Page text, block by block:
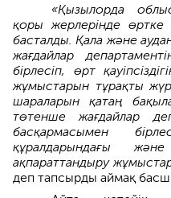
«Қызылорда
қоры жерлерінде өртке
басталды. Қала және
жағдайлар
бірлесіп, өрт
жұмыстарын тұрақты
шараларын қатаң
төтенше жағдайлар
басқармасымен
құралдарындағы
ақпараттандыру
деп тапсырды аймақ